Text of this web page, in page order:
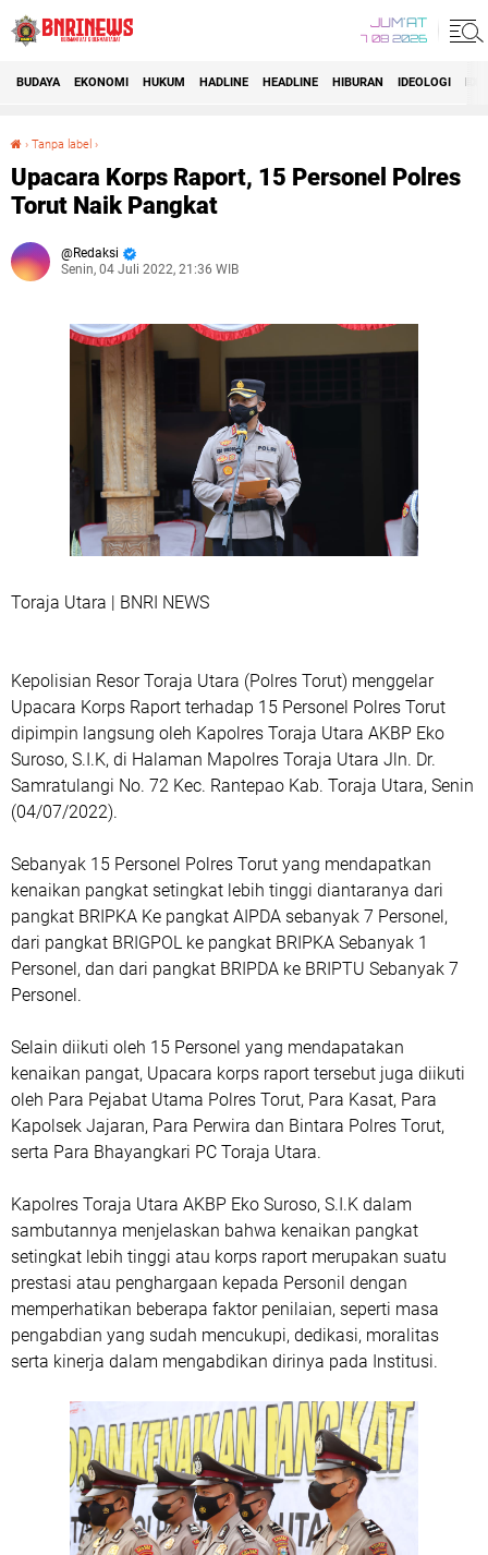
JUM'AT
7 08 2026
BUDAYA EKONOMI HUKUM HADLINE HEADLINE HIBURAN IDEOLOGI
› Tanpa label ›
Upacara Korps Raport, 15 Personel Polres
Torut Naik Pangkat
Redaksi
Senin, 04 Juli 2022, 21:36 WIB
Toraja Utara | BNRI NEWS
Kepolisian Resor Toraja Utara (Polres Torut) menggelar
Upacara Korps Raport terhadap 15 Personel Polres Torut
dipimpin langsung oleh Kapolres Toraja Utara AKBP Eko
Suroso, S.I.K, di Halaman Mapolres Toraja Utara Jln. Dr.
Samratulangi No. 72 Kec. Rantepao Kab. Toraja Utara, Senin
(04/07/2022).
Sebanyak 15 Personel Polres Torut yang mendapatkan
kenaikan pangkat setingkat lebih tinggi diantaranya dari
pangkat BRIPKA Ke pangkat AIPDA sebanyak 7 Personel,
dari pangkat BRIGPOL ke pangkat BRIPKA Sebanyak 1
Personel, dan dari pangkat BRIPDA ke BRIPTU Sebanyak 7
Personel.
Selain diikuti oleh 15 Personel yang mendapatakan
kenaikan pangat, Upacara korps raport tersebut juga diikuti
oleh Para Pejabat Utama Polres Torut, Para Kasat, Para
Kapolsek Jajaran, Para Perwira dan Bintara Polres Torut,
serta Para Bhayangkari PC Toraja Utara.
Kapolres Toraja Utara AKBP Eko Suroso, S.I.K dalam
sambutannya menjelaskan bahwa kenaikan pangkat
setingkat lebih tinggi atau korps raport merupakan suatu
prestasi atau penghargaan kepada Personil dengan
memperhatikan beberapa faktor penilaian, seperti masa
pengabdian yang sudah mencukupi, dedikasi, moralitas
serta kinerja dalam mengabdikan dirinya pada Institusi.